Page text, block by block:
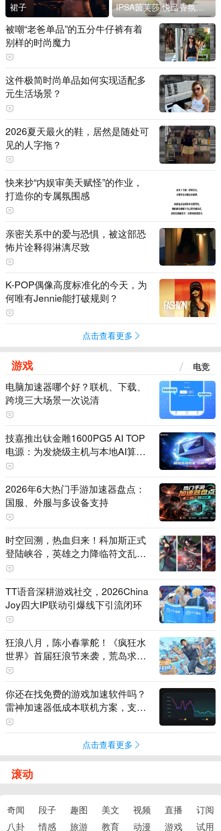
裙子 IPSA茵芙莎 悦己香氛凝露上市
被嘲“老爸单品”的五分牛仔裤有着
别样的时尚魔力
这件极简时尚单品如何实现适配多
元生活场景？
2026夏天最火的鞋，居然是随处可
见的人字拖？
快来抄“内娱审美天赋怪”的作业，
打造你的专属氛围感
亲密关系中的爱与恐惧，被这部恐
怖片诠释得淋漓尽致
K-POP偶像高度标准化的今天，为
何唯有Jennie能打破规则？
点击查看更多
游戏 电竞
电脑加速器哪个好？联机、下载、
跨境三大场景一次说清
技嘉推出钛金雕1600PG5 AI TOP
电源：为发烧级主机与本地AI算力
打造旗舰供电方案
2026年6大热门手游加速器盘点：
国服、外服与多设备支持
时空回溯，热血归来！科加斯正式
登陆峡谷，英雄之力降临符文乱
斗！
TT语音深耕游戏社交，2026China
Joy四大IP联动引爆线下引流闭环
狂浪八月，陈小春掌舵！《疯狂水
世界》首届狂浪节来袭，荒岛求生
直播即将开启
你还在找免费的游戏加速软件吗？
雷神加速器低成本联机方案，支持
免费试用
点击查看更多
滚动
奇闻 段子 趣图 美文 视频 直播
订阅
八卦
情感 旅游 教育 动漫 游戏 试用